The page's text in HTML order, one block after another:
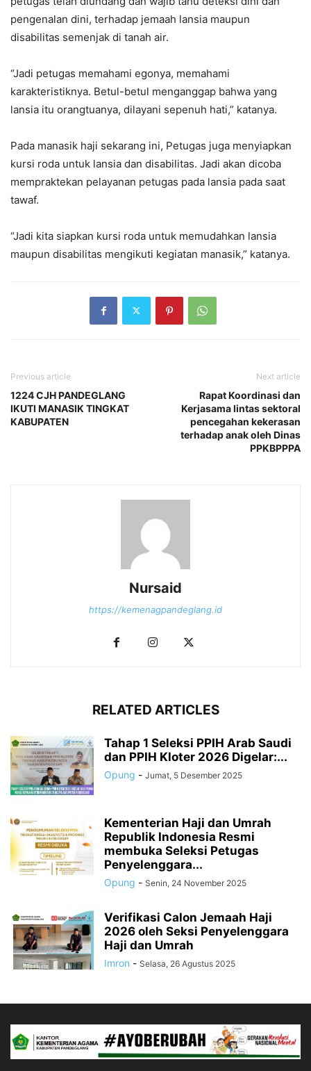
pengenalan dini, terhadap jemaah lansia maupun
disabilitas semenjak di tanah air.
“Jadi petugas memahami egonya, memahami
karakteristiknya. Betul-betul menganggap bahwa yang
lansia itu orangtuanya, dilayani sepenuh hati,” katanya.
Pada manasik haji sekarang ini, Petugas juga menyiapkan
kursi roda untuk lansia dan disabilitas. Jadi akan dicoba
mempraktekan pelayanan petugas pada lansia pada saat
tawaf.
“Jadi kita siapkan kursi roda untuk memudahkan lansia
maupun disabilitas mengikuti kegiatan manasik,” katanya.
Previous article
1224 CJH PANDEGLANG
IKUTI MANASIK TINGKAT
KABUPATEN
Next article
Rapat Koordinasi dan
Kerjasama lintas sektoral
pencegahan kekerasan
terhadap anak oleh Dinas
PPKBPPPA
Nursaid
https://kemenagpandeglang.id
RELATED ARTICLES
Tahap 1 Seleksi PPIH Arab Saudi
dan PPIH Kloter 2026 Digelar:...
Opung - Jumat, 5 Desember 2025
Kementerian Haji dan Umrah
Republik Indonesia Resmi
membuka Seleksi Petugas
Penyelenggara...
Opung - Senin, 24 November 2025
Verifikasi Calon Jemaah Haji
2026 oleh Seksi Penyelenggara
Haji dan Umrah
Imron - Selasa, 26 Agustus 2025